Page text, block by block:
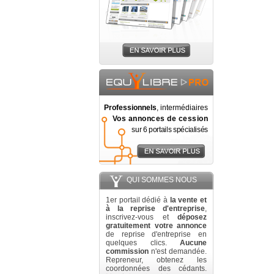
Professionnels, intermédiaires
Vos annonces de cession
sur 6 portails spécialisés
QUI SOMMES NOUS
1er portail dédié à la vente et
à la reprise d'entreprise,
inscrivez-vous et déposez
gratuitement votre annonce
de reprise d'entreprise en
quelques clics. Aucune
commission n'est demandée.
Repreneur, obtenez les
coordonnées des cédants.